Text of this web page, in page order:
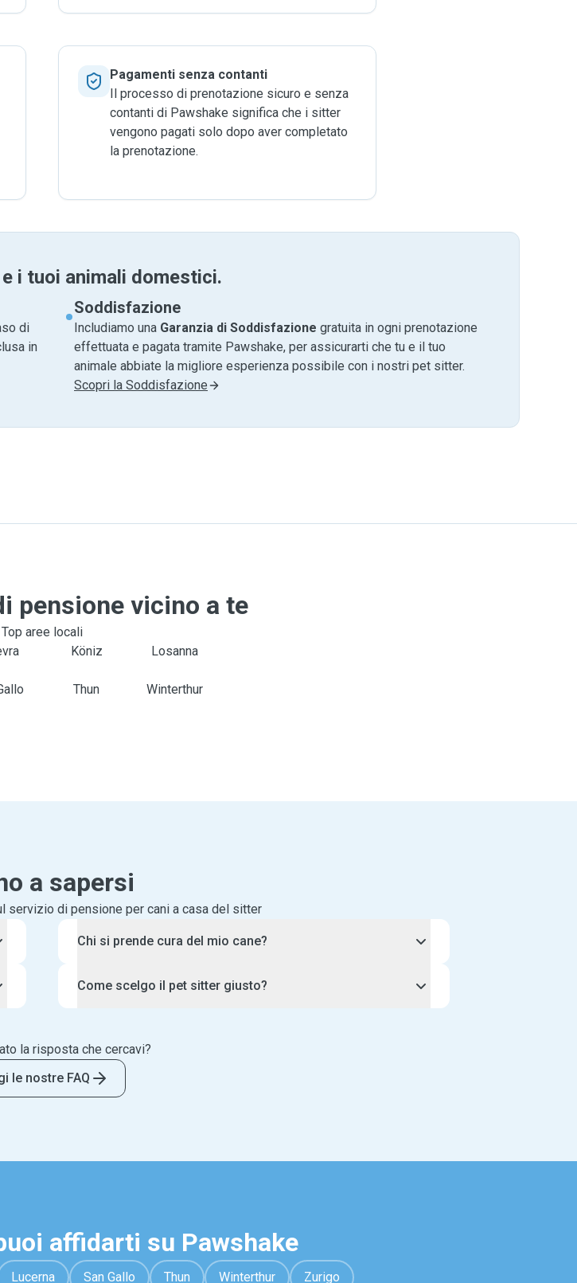
Pagamenti senza contanti
Il processo di prenotazione sicuro e senza
contanti di Pawshake significa che i sitter
vengono pagati solo dopo aver completato
la prenotazione.
i tuoi animali domestici.
di
in
Soddisfazione
Includiamo una Garanzia di Soddisfazione gratuita in ogni prenotazione
effettuata e pagata tramite Pawshake, per assicurarti che tu e il tuo
animale abbiate la migliore esperienza possibile con i nostri pet sitter.
Scopri la Soddisfazione
pensione vicino a te
Top aree locali
Köniz Losanna
Thun Winterthur
a sapersi
servizio di pensione per cani a casa del sitter
Chi si prende cura del mio cane?
nella cura degli animali domestici. Potrai cercare, scegliere e
Come scelgo il pet sitter giusto?
incontro preliminare gratuito. Se l'incontro ti soddisfa e il sitter
ti sembra andare d'accordo con il tuo cane, conferma la tua
prenotazione su Pawshake.
la risposta che cercavi?
le nostre FAQ
affidarti su Pawshake
Lucerna San Gallo Thun Winterthur Zurigo